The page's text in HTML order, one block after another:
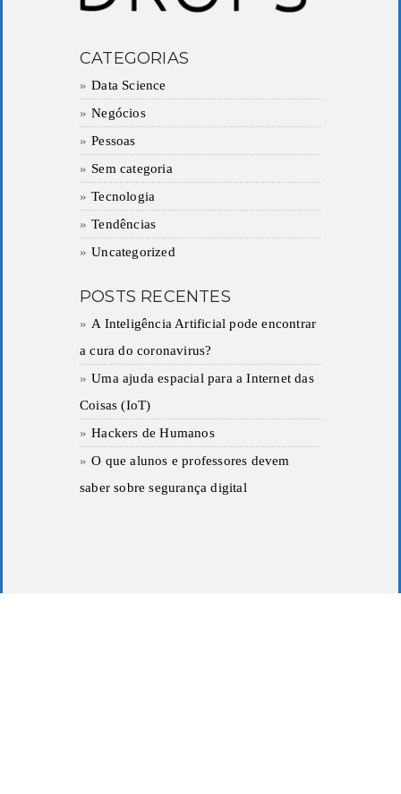
CATEGORIAS
Data Science
Negócios
Pessoas
Sem categoria
Tecnologia
Tendências
Uncategorized
POSTS RECENTES
A Inteligência Artificial pode encontrar
a cura do coronavirus?
Uma ajuda espacial para a Internet das
Coisas (IoT)
Hackers de Humanos
O que alunos e professores devem
saber sobre segurança digital